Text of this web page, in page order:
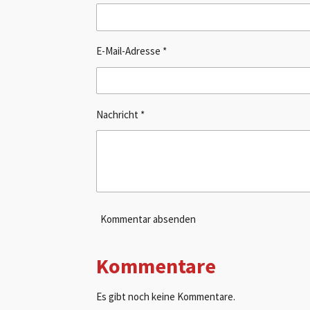
E-Mail-Adresse *
Nachricht *
Kommentar absenden
Kommentare
Es gibt noch keine Kommentare.